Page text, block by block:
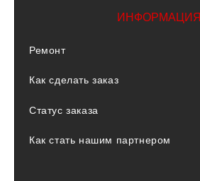
ИНФОРМАЦИЯ
Ремонт
Как сделать заказ
Статус заказа
Как стать нашим партнером